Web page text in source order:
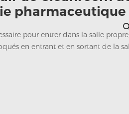
pharmaceutique
pour entrer dans la salle
en entrant et en sortant de la